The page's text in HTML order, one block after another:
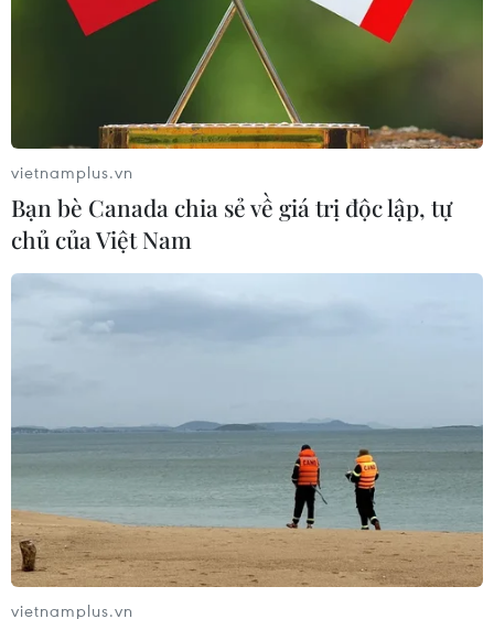
ích riêng của người sử dụng đất.
vietnamplus.vn
Bạn bè Canada chia sẻ về giá trị độc lập, tự
chủ của Việt Nam
vietnamplus.vn